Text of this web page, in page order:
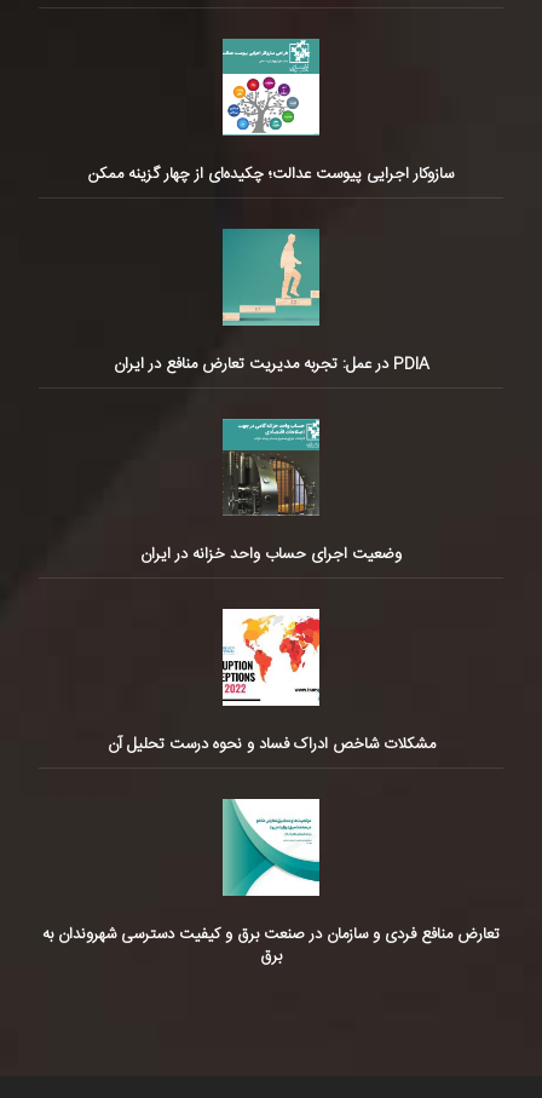
سازوکار اجرایی پیوست عدالت؛ چکیده‌ای از چهار گزینه ممکن
PDIA در عمل: تجربه مدیریت تعارض منافع در ایران
وضعیت اجرای حساب واحد خزانه در ایران
مشکلات شاخص ادراک فساد و نحوه درست تحلیل آن
تعارض منافع فردی و سازمان در صنعت برق و کیفیت دسترسی شهروندان به
برق